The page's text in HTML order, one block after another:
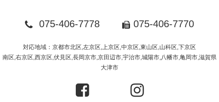
075-406-7778 075-406-7770
対応地域：京都市北区,左京区,上京区,中京区,東山区,山科区,下京区
南区,右京区,西京区,伏見区,長岡京市,京田辺市,宇治市,城陽市,八幡市,亀岡市,滋賀県
大津市